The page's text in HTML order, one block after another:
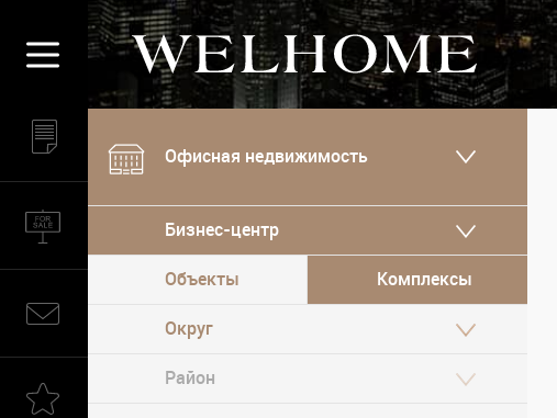
Офисная недвижимость
Бизнес-центр
Объекты Комплексы
Округ